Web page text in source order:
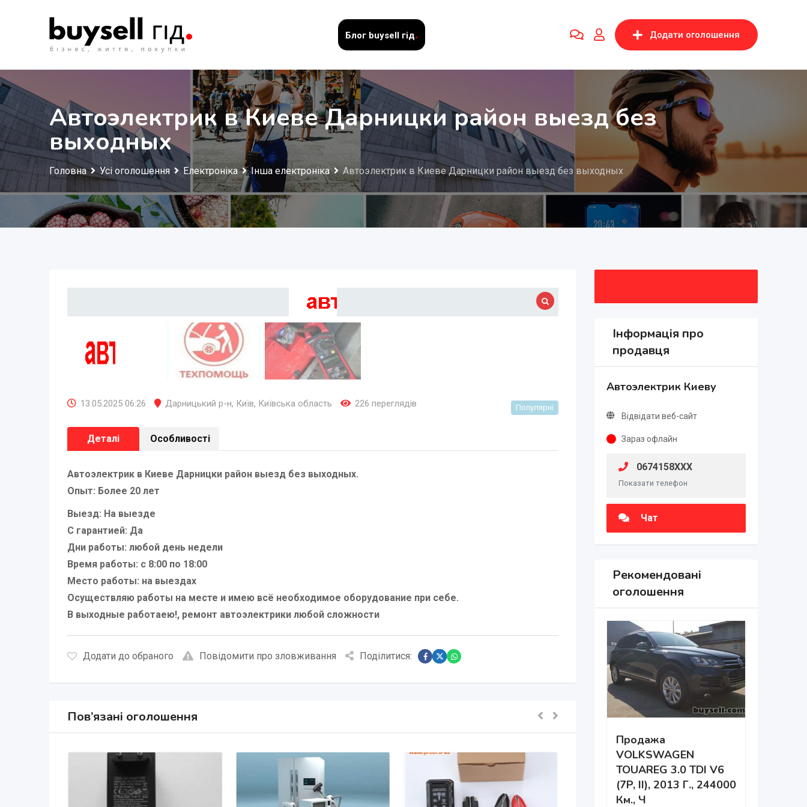
Блог buysell гід. Додати оголошення
Автоэлектрик в Киеве Дарницки район выезд без
выходных
Головна Усі оголошення Електроніка Інша електроніка Автоэлектрик в Киеве Дарницки район выезд без выходных
13.05.2025 06:26 Дарницький р-н, Київ, Київська область 226 переглядів Популярні
Деталі Особливості
Автоэлектрик в Киеве Дарницки район выезд без выходных.
Опыт: Более 20 лет
Выезд: На выезде
С гарантией: Да
Дни работы: любой день недели
Время работы: с 8:00 по 18:00
Место работы: на выездах
Осуществляю работы на месте и имею всё необходимое оборудование при себе.
В выходные работаею!, ремонт автоэлектрики любой сложности
Додати до обраного Повідомити про зловживання Поділитися:
Пов’язані оголошення
Інформація про
продавця
Автоэлектрик Киеву
Відвідати веб-сайт
Зараз офлайн
0674158XXX
Показати телефон
Чат
Рекомендовані
оголошення
Продажа
VOLKSWAGEN
TOUAREG 3.0 TDI V6
(7P, II), 2013 Г., 244000
Км., Ч